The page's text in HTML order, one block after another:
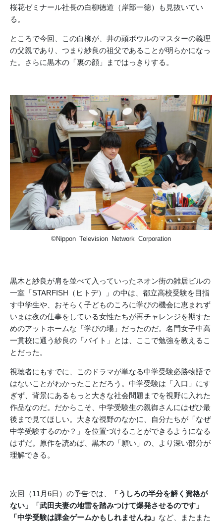
桜花ゼミナール社長の白柳徳道（岸部一徳）も見抜いてい
る。
ところで今回、この白柳が、井の頭ボウルのマスターの義理
の父親であり、つまり紗良の祖父であることが明らかになっ
た。さらに黒木の「裏の顔」まではっきりする。
©Nippon Television Network Corporation
黒木と紗良が肩を並べて入っていったネオン街の雑居ビルの
一室「STARFISH（ヒトデ）」の中は、都立高校受験を目指
す中学生や、おそらく子どものころに学びの機会に恵まれず
いまは夜の仕事をしている女性たちが再チャレンジを期すた
めのアットホームな「学びの場」だったのだ。名門女子中高
一貫校に通う紗良の「バイト」とは、ここで勉強を教えるこ
とだった。
視聴者にもすでに、このドラマが単なる中学受験必勝物語で
はないことがわかったことだろう。中学受験は「入口」にす
ぎず、背景にあるもっと大きな社会問題までを視野に入れた
作品なのだ。だからこそ、中学受験生の親御さんにはぜひ最
後まで見てほしい。大きな視野のなかに、自分たちが「なぜ
中学受験するのか？」を位置づけることができるようになる
はずだ。原作を読めば、黒木の「願い」の、より深い部分が
理解できる。
次回（11月6日）の予告では、
「うしろの半分を解く資格が
ない」「武田夫妻の地雷を踏みつけて爆発させるのです」
「中学受験は課金ゲームかもしれませんね」 など、またまた